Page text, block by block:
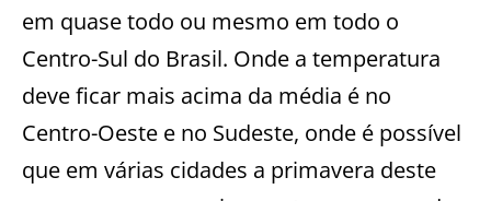
em quase todo ou mesmo em todo o
Centro-Sul do Brasil. Onde a temperatura
deve ficar mais acima da média é no
Centro-Oeste e no Sudeste, onde é possível
que em várias cidades a primavera deste